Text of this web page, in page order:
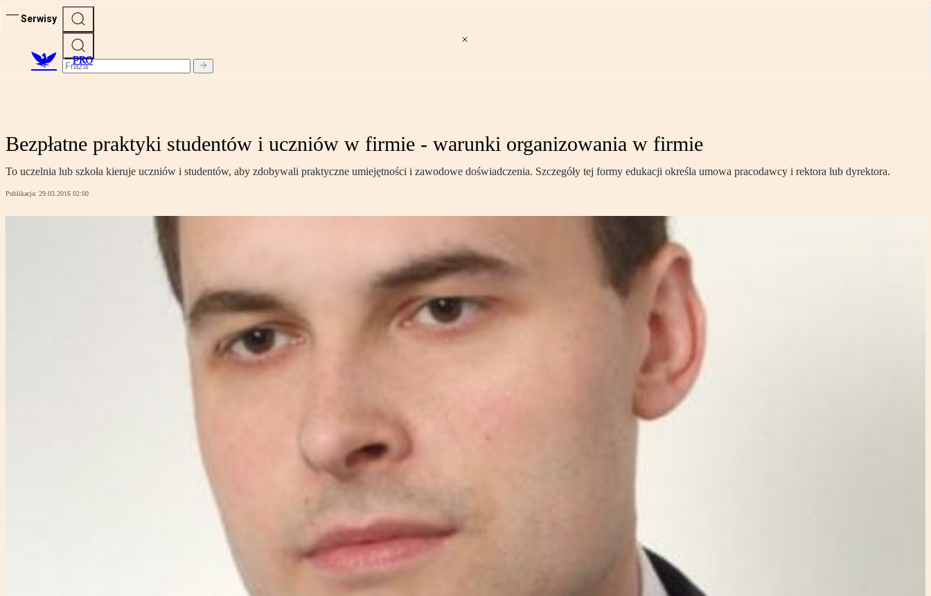
Serwisy
PRO
Bezpłatne praktyki studentów i uczniów w firmie - warunki organizowania w firmie
To uczelnia lub szkoła kieruje uczniów i studentów, aby zdobywali praktyczne umiejętności i zawodowe doświadczenia. Szczegóły tej formy edukacji określa umowa pracodawcy i rektora lub dyrektora.
Publikacja: 29.03.2016 02:00